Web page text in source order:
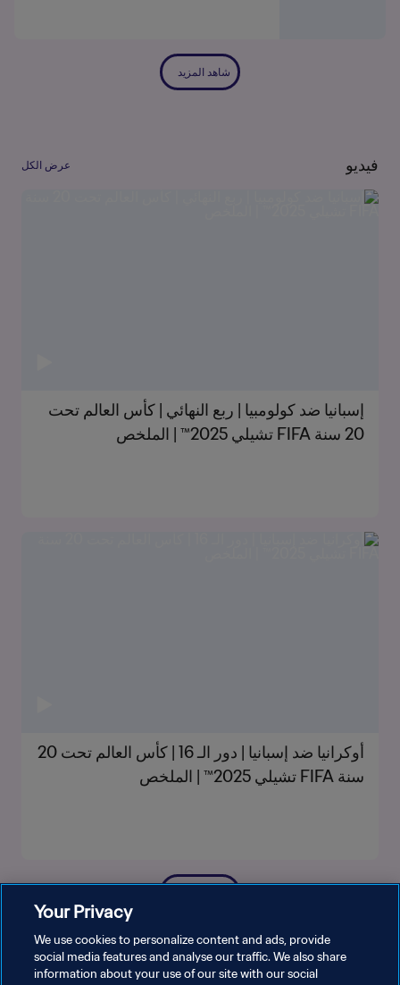
شاهد المزيد
فيديو عرض الكل
إسبانيا ضد كولومبيا | ربع النهائي | كأس العالم تحت
20 سنة FIFA تشيلي 2025™ | الملخص
أوكرانيا ضد إسبانيا | دور الـ 16 | كأس العالم تحت 20
سنة FIFA تشيلي 2025™ | الملخص
Your Privacy
We use cookies to personalize content and ads, provide
social media features and analyse our traffic. We also share
information about your use of our site with our social